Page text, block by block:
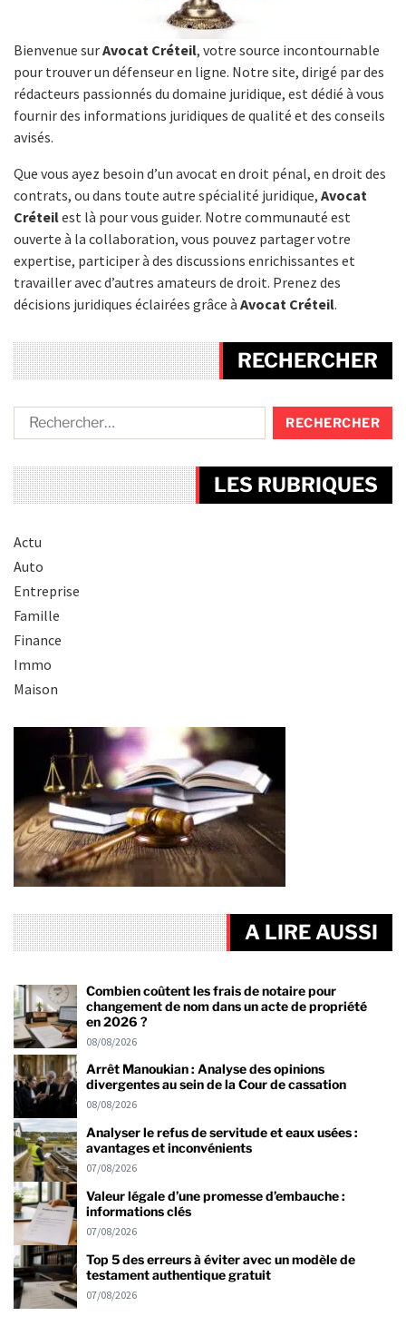
Bienvenue surAvocat Créteil, votre source incontournable
pour trouver un défenseur en ligne. Notre site, dirigé par des
rédacteurs passionnés du domaine juridique, est dédié à vous
fournir des informations juridiques de qualité et des conseils
avisés.
Que vous ayez besoin d’un avocat en droit pénal, en droit des
contrats, ou dans toute autre spécialité juridique, Avocat
Créteilest là pour vous guider. Notre communauté est
ouverte à la collaboration, vous pouvez partager votre
expertise, participer à des discussions enrichissantes et
travailler avec d’autres amateurs de droit. Prenez des
décisions juridiques éclairées grâce à Avocat Créteil.
RECHERCHER
LES RUBRIQUES
Actu
Auto
Entreprise
Famille
Finance
Immo
Maison
A LIRE AUSSI
Combien coûtent les frais de notaire pour
changement de nom dans un acte de propriété
en 2026 ?
08/08/2026
Arrêt Manoukian : Analyse des opinions
divergentes au sein de la Cour de cassation
08/08/2026
Analyser le refus de servitude et eaux usées :
avantages et inconvénients
07/08/2026
Valeur légale d’une promesse d’embauche :
informations clés
07/08/2026
Top 5 des erreurs à éviter avec un modèle de
testament authentique gratuit
07/08/2026